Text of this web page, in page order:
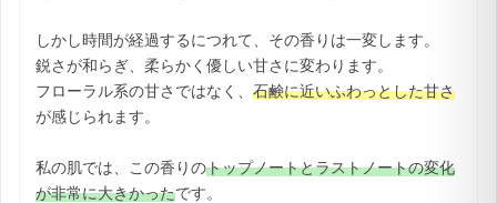
しかし時間が経過するにつれて、その香りは一変します。
鋭さが和らぎ、柔らかく優しい甘さに変わります。
フローラル系の甘さではなく、 石鹸に近いふわっとした甘さ
が感じられます。
私の肌では、この香りのトップノートとラストノートの変化
が非常に大きかったです。